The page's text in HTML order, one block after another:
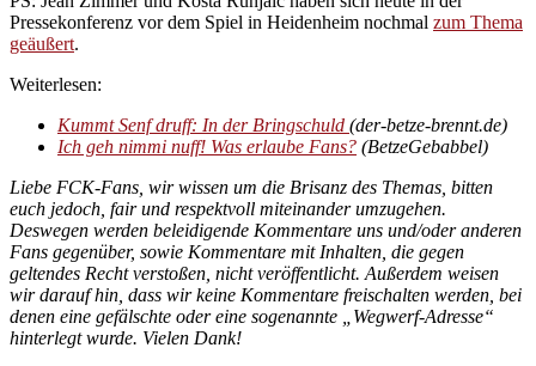
Pressekonferenz vor dem Spiel in Heidenheim nochmal zum Thema
geäußert.
Weiterlesen:
Kummt Senf druff: In der Bringschuld (der-betze-brennt.de)
Ich geh nimmi nuff! Was erlaube Fans? (BetzeGebabbel)
Liebe FCK-Fans, wir wissen um die Brisanz des Themas, bitten
euch jedoch, fair und respektvoll miteinander umzugehen.
Deswegen werden beleidigende Kommentare uns und/oder anderen
Fans gegenüber, sowie Kommentare mit Inhalten, die gegen
geltendes Recht verstoßen, nicht veröffentlicht. Außerdem weisen
wir darauf hin, dass wir keine Kommentare freischalten werden, bei
denen eine gefälschte oder eine sogenannte „Wegwerf-Adresse“
hinterlegt wurde. Vielen Dank!